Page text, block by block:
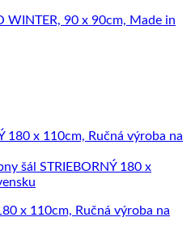
WINTER, 90 x 90cm, Made in
x 110cm, Ručná výroba na